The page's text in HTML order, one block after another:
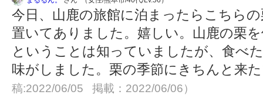
今日、山鹿の旅館に泊まったらこちら
置いてありました。嬉しい。山鹿の栗
ということは知っていましたが、食べ
味がしました。栗の季節にきちんと来
稿:2022/06/05 掲載：2022/06/06）